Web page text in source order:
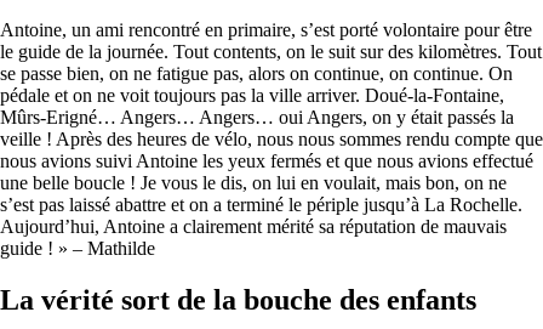
Antoine, un ami rencontré en primaire, s’est porté volontaire pour être
le guide de la journée. Tout contents, on le suit sur des kilomètres. Tout
se passe bien, on ne fatigue pas, alors on continue, on continue. On
pédale et on ne voit toujours pas la ville arriver. Doué-la-Fontaine,
Mûrs-Erigné… Angers… Angers… oui Angers, on y était passés la
veille ! Après des heures de vélo, nous nous sommes rendu compte que
nous avions suivi Antoine les yeux fermés et que nous avions effectué
une belle boucle ! Je vous le dis, on lui en voulait, mais bon, on ne
s’est pas laissé abattre et on a terminé le périple jusqu’à La Rochelle.
Aujourd’hui, Antoine a clairement mérité sa réputation de mauvais
guide ! » – Mathilde
La vérité sort de la bouche des enfants